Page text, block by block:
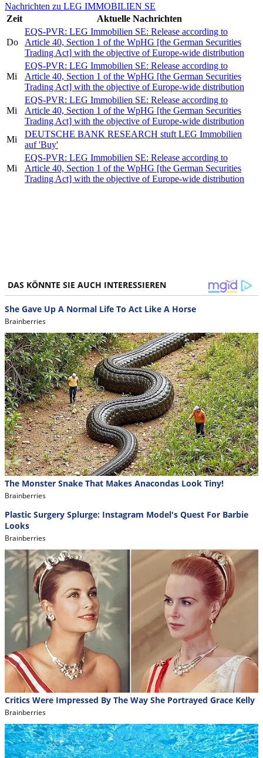
Nachrichten zu LEG IMMOBILIEN SE
Zeit
Aktuelle Nachrichten
Do
EQS-PVR: LEG Immobilien SE: Release according to
Article 40, Section 1 of the WpHG [the German Securities
Trading Act] with the objective of Europe-wide distribution
Mi
EQS-PVR: LEG Immobilien SE: Release according to
Article 40, Section 1 of the WpHG [the German Securities
Trading Act] with the objective of Europe-wide distribution
Mi
EQS-PVR: LEG Immobilien SE: Release according to
Article 40, Section 1 of the WpHG [the German Securities
Trading Act] with the objective of Europe-wide distribution
Mi
DEUTSCHE BANK RESEARCH stuft LEG Immobilien
auf 'Buy'
Mi
EQS-PVR: LEG Immobilien SE: Release according to
Article 40, Section 1 of the WpHG [the German Securities
Trading Act] with the objective of Europe-wide distribution